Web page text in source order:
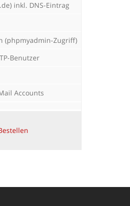
inkl. DNS-Eintrag
(phpmyadmin-Zugriff)
Benutzer
Accounts